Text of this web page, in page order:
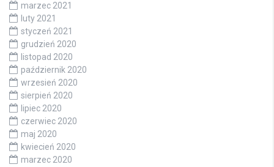
marzec 2021
luty 2021
styczeń 2021
grudzień 2020
listopad 2020
październik 2020
wrzesień 2020
sierpień 2020
lipiec 2020
czerwiec 2020
maj 2020
kwiecień 2020
marzec 2020